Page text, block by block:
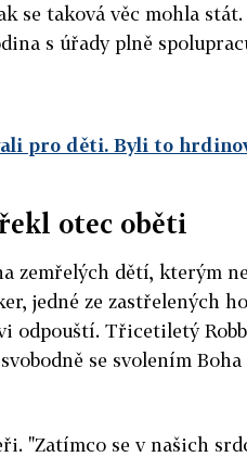
se taková věc mohla
s úřady plně
pro děti. Byli to
otec oběti
zemřelých dětí, kterým
jedné ze zastřelených
odpouští. Třicetiletý
se svolením Boha
"Zatímco se v našich